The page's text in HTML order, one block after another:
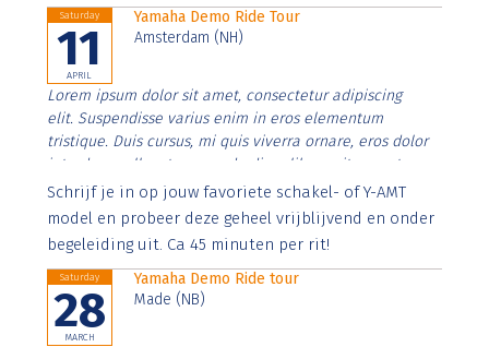
Saturday
11
APRIL
Yamaha Demo Ride Tour
Amsterdam (NH)
Lorem ipsum dolor sit amet, consectetur adipiscing
elit. Suspendisse varius enim in eros elementum
tristique. Duis cursus, mi quis viverra ornare, eros dolor
interdum nulla, ut commodo diam libero vitae erat.
Aenean faucibus nibh et justo cursus id rutrum lorem
imperdiet. Nunc ut sem vitae risus tristique posuere.
Schrijf je in op jouw favoriete schakel- of Y-AMT
model en probeer deze geheel vrijblijvend en onder
begeleiding uit. Ca 45 minuten per rit!
Saturday
28
MARCH
Yamaha Demo Ride tour
Made (NB)